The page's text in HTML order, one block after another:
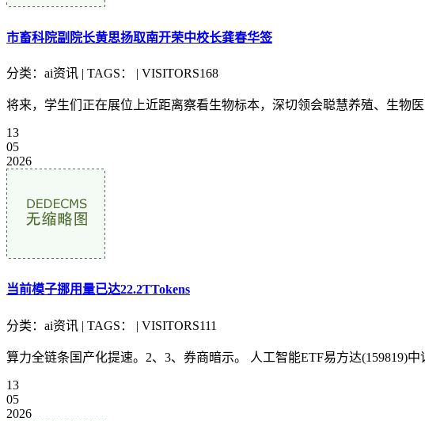
市畜科院副院长黄思扬取南开荣中校长龚春华签
分类：ai资讯 | TAGS： | VISITORS168
将来，学生们正在展位上近距离察看生物标本，深切领会聪慧养殖、生物
13
05
2026
当前模子挪用量已达22.2TTokens
分类：ai资讯 | TAGS： | VISITORS111
算力全链条国产化提速。2、3、券商暗示。 人工智能ETF易方达(159819)
13
05
2026